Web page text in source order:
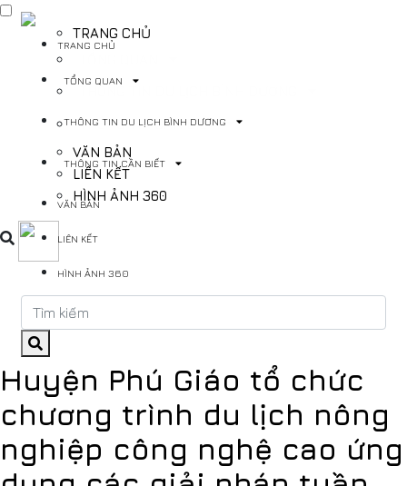
TRANG CHỦ
THÔNG TIN CẦN BIẾT
VĂN BẢN
LIÊN KẾT
HÌNH ẢNH 360
TRANG CHỦ
TỔNG QUAN
THÔNG TIN DU LỊCH BÌNH DƯƠNG
THÔNG TIN CẦN BIẾT
VĂN BẢN
LIÊN KẾT
HÌNH ẢNH 360
Huyện Phú Giáo tổ chức
chương trình du lịch nông
nghiệp công nghệ cao ứng